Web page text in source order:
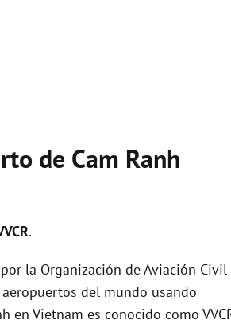
de Cam Ranh
.
la Organización de Aviación Civil
del mundo usando
en Vietnam es conocido como